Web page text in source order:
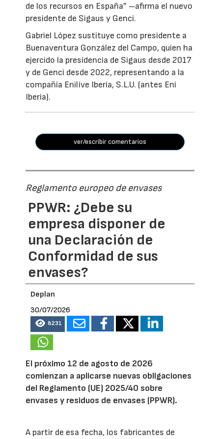
de los recursos en España” –afirma el nuevo
presidente de Sigaus y Genci.
Gabriel López sustituye como presidente a
Buenaventura González del Campo, quien ha
ejercido la presidencia de Sigaus desde 2017
y de Genci desde 2022, representando a la
compañía Enilive Iberia, S.L.U. (antes Eni
Iberia).
ver/escribir comentarios
Reglamento europeo de envases
PPWR: ¿Debe su
empresa disponer de
una Declaración de
Conformidad de sus
envases?
Deplan
30/07/2026
8231
El próximo 12 de agosto de 2026
comienzan a aplicarse nuevas obligaciones
del Reglamento (UE) 2025/40 sobre
envases y residuos de envases (PPWR).
A partir de esa fecha, los fabricantes de